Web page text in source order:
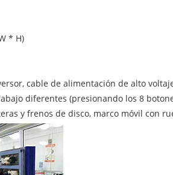
* H)
cable de alimentación de alto
diferentes (presionando los 8
y frenos de disco, marco móvil con